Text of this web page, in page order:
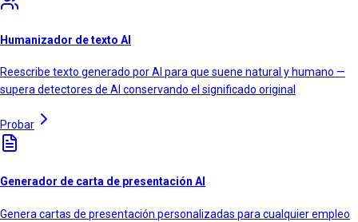
Humanizador de texto AI
Reescribe texto generado por AI para que suene natural y humano —
supera detectores de AI conservando el significado original
Probar
Generador de carta de presentación AI
Genera cartas de presentación personalizadas para cualquier empleo